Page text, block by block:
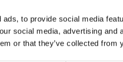
to provide social media
social media, advertising
or that they’ve collected